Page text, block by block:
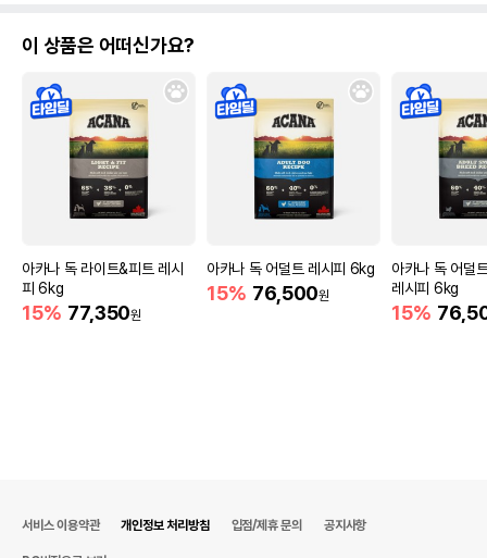
이 상품은 어떠신가요?
아카나 독 라이트&피트 레시
피 6kg
15% 77,350원
아카나 독 어덜트 레시피 6kg
15% 76,500원
아카나 독 어덜
레시피 6kg
15%
서비스 이용약관 개인정보 처리방침 입점/제휴 문의 공지사항